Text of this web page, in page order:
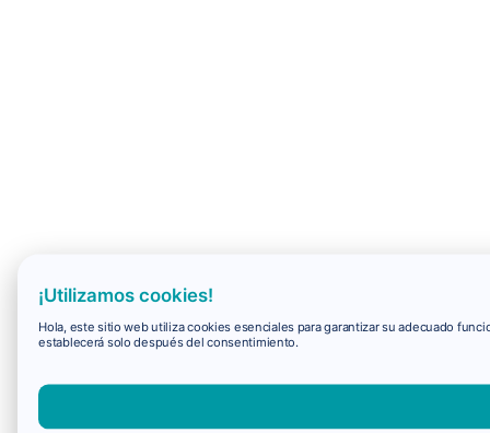
¡Utilizamos cookies!
Hola, este sitio web utiliza cookies esenciales para garantizar su adecuado
establecerá solo después del consentimiento.